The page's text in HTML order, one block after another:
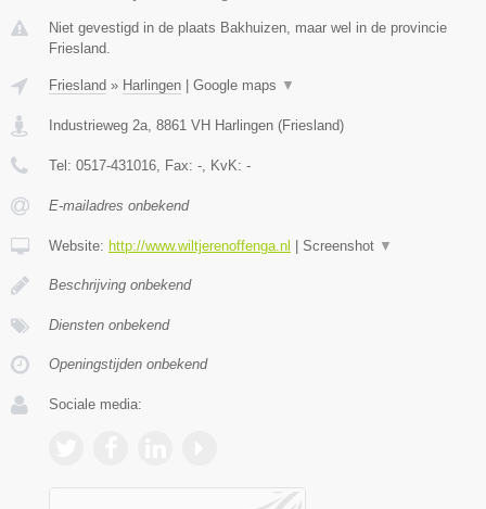
Niet gevestigd in de plaats Bakhuizen, maar wel in de provincie
Friesland.
Friesland » Harlingen Google maps ▼
Industrieweg 2a, 8861 VH Harlingen (Friesland)
Tel: 0517-431016, Fax: -, KvK: -
E-mailadres onbekend
Website: http://www.wiltjerenoffenga.nl Screenshot ▼
Beschrijving onbekend
Diensten onbekend
Openingstijden onbekend
Sociale media: